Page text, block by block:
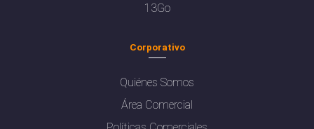
13Go
Corporativo
Quiénes Somos
Área Comercial